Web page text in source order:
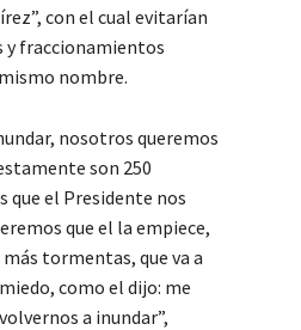
con el cual evitarían
y fraccionamientos
nombre.
nosotros queremos
son 250
que el Presidente nos
que el la empiece,
tormentas, que va a
como el dijo: me
a inundar”,